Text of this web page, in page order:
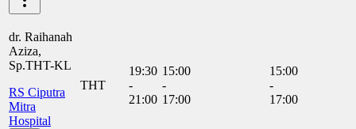
dr. Raihanah
Aziza,
Sp.THT-KL
RS Ciputra
Mitra
Hospital
THT
19:30
-
21:00
15:00
-
17:00
15:00
-
17:00